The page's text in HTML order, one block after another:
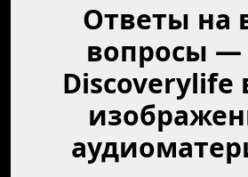
Ответы на
вопросы —
Discoverylife